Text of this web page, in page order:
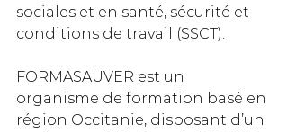
sociales et en santé, sécurité et
conditions de travail (SSCT).
FORMASAUVER est un
organisme de formation basé en
région Occitanie, disposant d’un